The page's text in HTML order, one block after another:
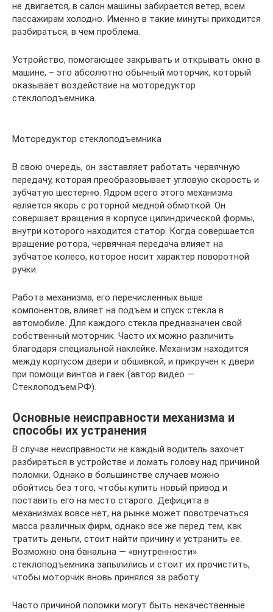
не двигается, в салон машины забирается ветер, всем
пассажирам холодно. Именно в такие минуты приходится
разбираться, в чем проблема.
Устройство, помогающее закрывать и открывать окно в
машине, – это абсолютно обычный моторчик, который
оказывает воздействие на моторедуктор
стеклоподъемника.
Моторедуктор стеклоподъемника
В свою очередь, он заставляет работать червячную
передачу, которая преобразовывает угловую скорость и
зубчатую шестерню. Ядром всего этого механизма
является якорь с роторной медной обмоткой. Он
совершает вращения в корпусе цилиндрической формы,
внутри которого находится статор. Когда совершается
вращение ротора, червячная передача влияет на
зубчатое колесо, которое носит характер поворотной
ручки.
Работа механизма, его перечисленных выше
компонентов, влияет на подъем и спуск стекла в
автомобиле. Для каждого стекла предназначен свой
собственный моторчик. Часто их можно различить
благодаря специальной наклейке. Механизм находится
между корпусом двери и обшивкой, и прикручен к двери
при помощи винтов и гаек (автор видео —
Стеклоподъем.РФ).
Основные неисправности механизма и
способы их устранения
В случае неисправности не каждый водитель захочет
разбираться в устройстве и ломать голову над причиной
поломки. Однако в большинстве случаев можно
обойтись без того, чтобы купить новый привод и
поставить его на место старого. Дефицита в
механизмах вовсе нет, на рынке может повстречаться
масса различных фирм, однако все же перед тем, как
тратить деньги, стоит найти причину и устранить ее.
Возможно она банальна — «внутренности»
стеклоподъемника запылились и стоит их прочистить,
чтобы моторчик вновь принялся за работу.
Часто причиной поломки могут быть некачественные